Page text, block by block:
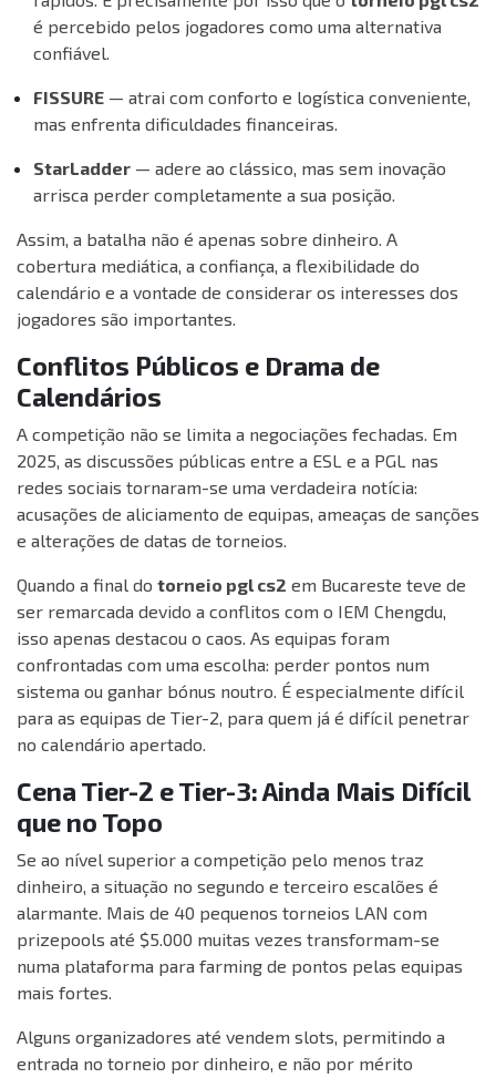
é percebido pelos jogadores como uma alternativa
confiável.
FISSURE — atrai com conforto e logística conveniente,
mas enfrenta dificuldades financeiras.
StarLadder — adere ao clássico, mas sem inovação
arrisca perder completamente a sua posição.
Assim, a batalha não é apenas sobre dinheiro. A
cobertura mediática, a confiança, a flexibilidade do
calendário e a vontade de considerar os interesses dos
jogadores são importantes.
Conflitos Públicos e Drama de
Calendários
A competição não se limita a negociações fechadas. Em
2025, as discussões públicas entre a ESL e a PGL nas
redes sociais tornaram-se uma verdadeira notícia:
acusações de aliciamento de equipas, ameaças de sanções
e alterações de datas de torneios.
Quando a final do torneio pgl cs2 em Bucareste teve de
ser remarcada devido a conflitos com o IEM Chengdu,
isso apenas destacou o caos. As equipas foram
confrontadas com uma escolha: perder pontos num
sistema ou ganhar bónus noutro. É especialmente difícil
para as equipas de Tier-2, para quem já é difícil penetrar
no calendário apertado.
Cena Tier-2 e Tier-3: Ainda Mais Difícil
que no Topo
Se ao nível superior a competição pelo menos traz
dinheiro, a situação no segundo e terceiro escalões é
alarmante. Mais de 40 pequenos torneios LAN com
prizepools até $5.000 muitas vezes transformam-se
numa plataforma para farming de pontos pelas equipas
mais fortes.
Alguns organizadores até vendem slots, permitindo a
entrada no torneio por dinheiro, e não por mérito